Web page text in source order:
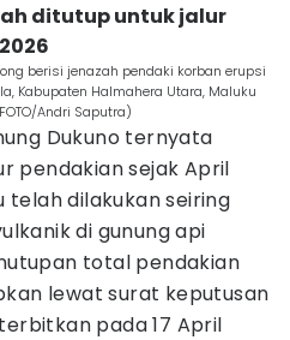
ditutup untuk jalur
berisi jenazah pendaki korban erupsi
Kabupaten Halmahera Utara, Maluku
Andri Saputra)
Dukuno ternyata
pendakian sejak April
telah dilakukan seiring
di gunung api
total pendakian
lewat surat keputusan
pada 17 April